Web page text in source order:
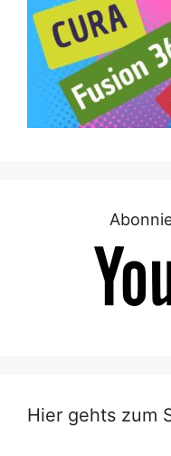
Hier gehts zum